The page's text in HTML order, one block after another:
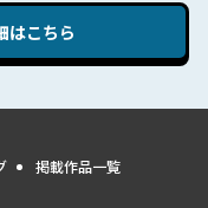
はこちら
掲載作品一覧